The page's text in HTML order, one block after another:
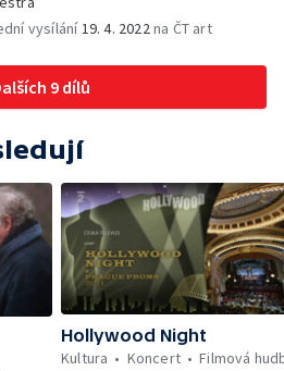
vysílání19. 4. 2022na ČT art
9 dílů
Hollywood Night
Kultura
Koncert Filmová